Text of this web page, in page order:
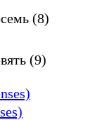
(8)
(9)